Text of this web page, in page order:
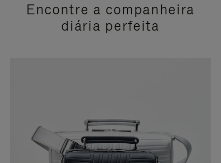
Encontre a companheira
diária perfeita